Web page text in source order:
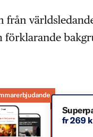
från
förklarande
fr 269